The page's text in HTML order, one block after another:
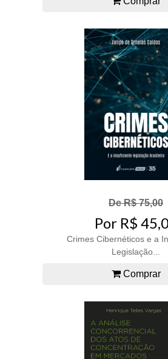
De R$ 75,00
Por R$
Crimes Cibernéticos e a
Legislação...
Comprar